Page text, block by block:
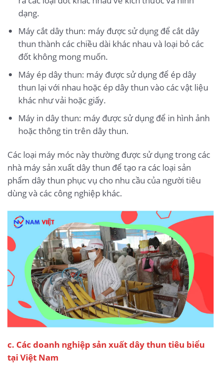
dạng.
Máy cắt dây thun: máy được sử dụng để cắt dây
thun thành các chiều dài khác nhau và loại bỏ các
đốt không mong muốn.
Máy ép dây thun: máy được sử dụng để ép dây
thun lại với nhau hoặc ép dây thun vào các vật liệu
khác như vải hoặc giấy.
Máy in dây thun: máy được sử dụng để in hình ảnh
hoặc thông tin trên dây thun.
Các loại máy móc này thường được sử dụng trong các
nhà máy sản xuất dây thun để tạo ra các loại sản
phẩm dây thun phục vụ cho nhu cầu của người tiêu
dùng và các công nghiệp khác.
c. Các doanh nghiệp sản xuất dây thun tiêu biểu
tại Việt Nam